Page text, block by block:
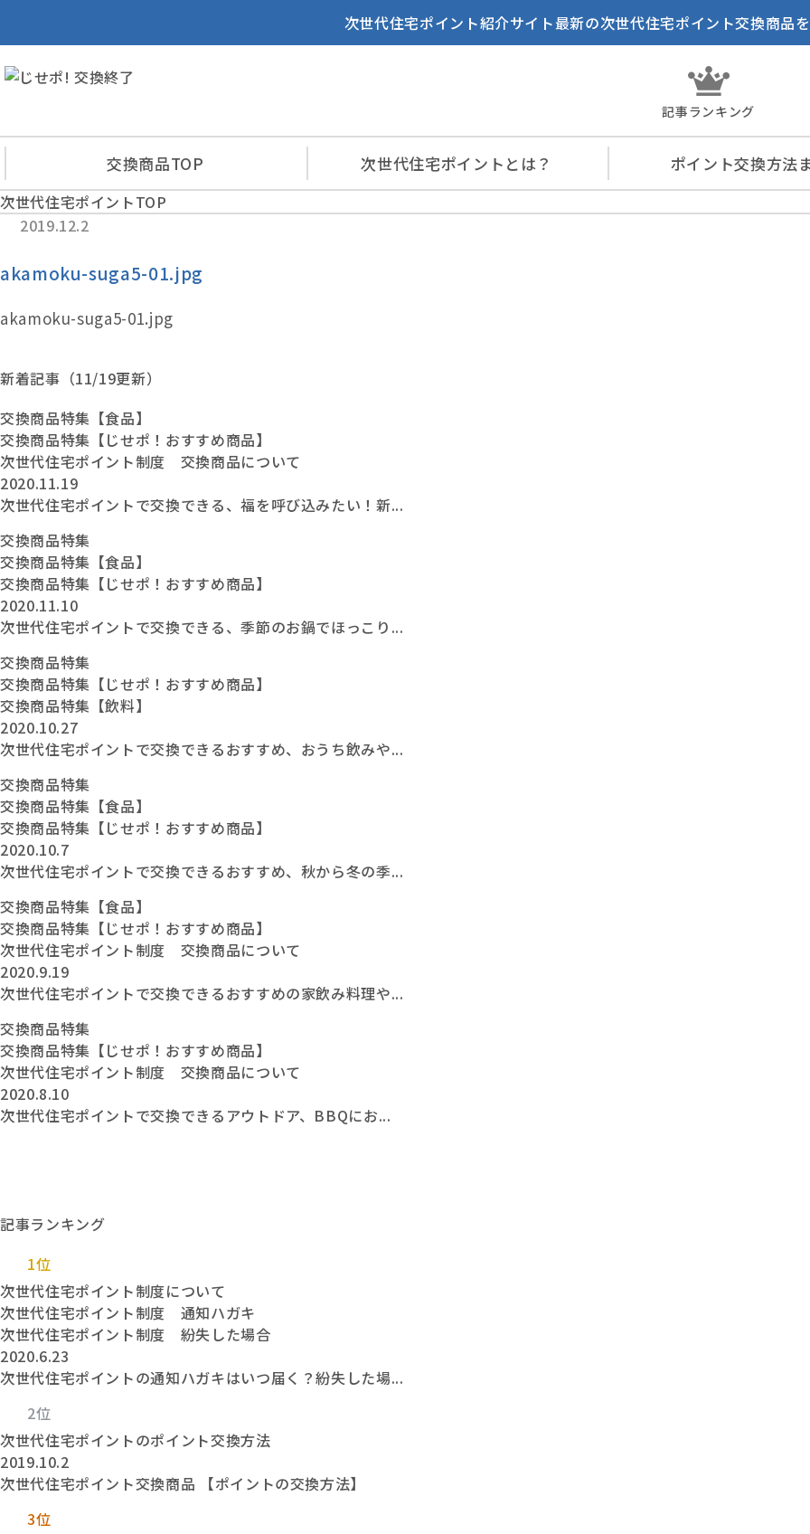
次世代住宅ポイント紹介サイト最新の次世代住宅ポイント交換商品
記事ランキング
交換商品TOP 次世代住宅ポイントとは？ ポイント交換方法
次世代住宅ポイントTOP
2019.12.2
akamoku-suga5-01.jpg
akamoku-suga5-01.jpg
新着記事（11/19更新）
交換商品特集【食品】
交換商品特集【じせポ！おすすめ商品】
次世代住宅ポイント制度 交換商品について
2020.11.19
次世代住宅ポイントで交換できる、福を呼び込みたい！新...
交換商品特集
交換商品特集【食品】
交換商品特集【じせポ！おすすめ商品】
2020.11.10
次世代住宅ポイントで交換できる、季節のお鍋でほっこり...
交換商品特集
交換商品特集【じせポ！おすすめ商品】
交換商品特集【飲料】
2020.10.27
次世代住宅ポイントで交換できるおすすめ、おうち飲みや...
交換商品特集
交換商品特集【食品】
交換商品特集【じせポ！おすすめ商品】
2020.10.7
次世代住宅ポイントで交換できるおすすめ、秋から冬の季...
交換商品特集【食品】
交換商品特集【じせポ！おすすめ商品】
次世代住宅ポイント制度 交換商品について
2020.9.19
次世代住宅ポイントで交換できるおすすめの家飲み料理や...
交換商品特集
交換商品特集【じせポ！おすすめ商品】
次世代住宅ポイント制度 交換商品について
2020.8.10
次世代住宅ポイントで交換できるアウトドア、BBQにお...
記事ランキング
1位
次世代住宅ポイント制度について
次世代住宅ポイント制度 通知ハガキ
次世代住宅ポイント制度 紛失した場合
2020.6.23
次世代住宅ポイントの通知ハガキはいつ届く？紛失した場...
2位
次世代住宅ポイントのポイント交換方法
2019.10.2
次世代住宅ポイント交換商品 【ポイントの交換方法】
3位